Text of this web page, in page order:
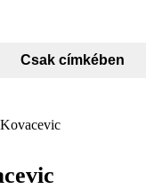
Csak címkében